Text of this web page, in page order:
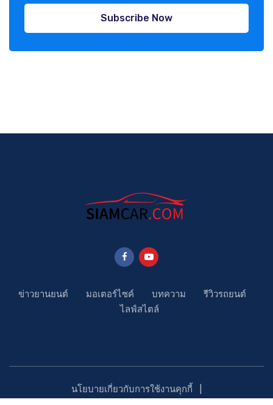
Subscribe Now
ข่าวยานยนต์ มอเตอร์ไซค์ บทความ
รีวิวรถยนต์
ไลฟ์สไตล์
นโยบายเกี่ยวกับการใช้งานคุกกี้